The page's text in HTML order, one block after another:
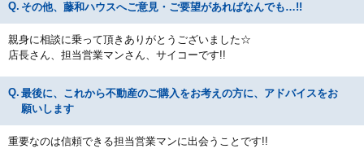
その他、藤和ハウスへご意見・ご要望があればなんでも…!!
親身に相談に乗って頂きありがとうございました☆
店長さん、担当営業マンさん、サイコーです!!
最後に、これから不動産のご購入をお考えの方に、アドバイスをお
願いします
重要なのは信頼できる担当営業マンに出会うことです!!